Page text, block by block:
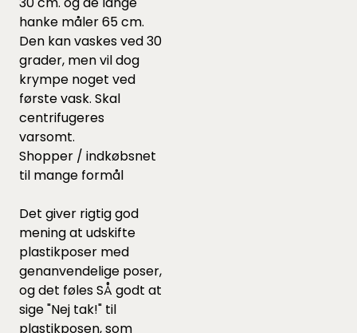
hanke måler 65 cm.
Den kan vaskes ved 30
grader, men vil dog
krympe noget ved
første vask. Skal
centrifugeres
varsomt.
Shopper / indkøbsnet
til mange formål
Det giver rigtig god
mening at udskifte
plastikposer med
genanvendelige poser,
og det føles SÅ godt at
sige "Nej tak!" til
plastikposen, som